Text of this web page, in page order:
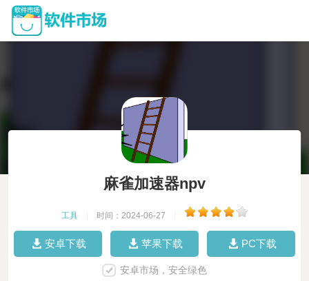
麻雀加速器npv
工具 时间：2024-06-27
安卓下载 苹果下载 PC下载
安卓市场，安全绿色